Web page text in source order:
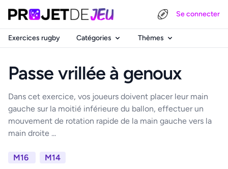
Se connecter
Exercices rugby Catégories Thèmes
Passe vrillée à genoux
Dans cet exercice, vos joueurs doivent placer leur main
gauche sur la moitié inférieure du ballon, effectuer un
mouvement de rotation rapide de la main gauche vers la
main droite ...
M16
M14